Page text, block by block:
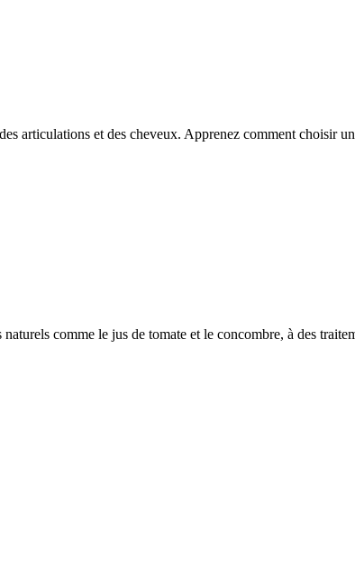
articulations et des cheveux. Apprenez comment choisir
comme le jus de tomate et le concombre, à des